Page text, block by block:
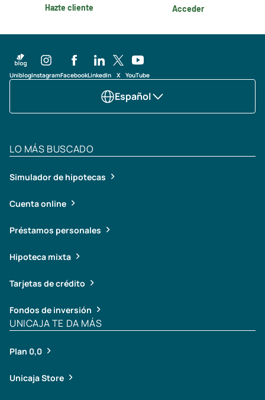
Hazte cliente Acceder
UniblogInstagramFacebookLinkedIn X YouTube
Español
LO MÁS BUSCADO
Simulador de hipotecas
Cuenta online
Préstamos personales
Hipoteca mixta
Tarjetas de crédito
Fondos de inversión
UNICAJA TE DA MÁS
Plan 0,0
Unicaja Store